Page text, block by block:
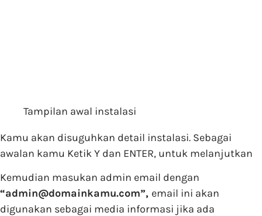
Tampilan awal instalasi
Kamu akan disuguhkan detail instalasi. Sebagai
awalan kamu Ketik Y dan ENTER, untuk melanjutkan
Kemudian masukan admin email dengan
“admin@domainkamu.com”, email ini akan
digunakan sebagai media informasi jika ada